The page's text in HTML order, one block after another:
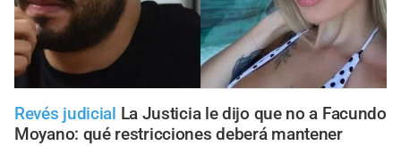
Revés judicial La Justicia le dijo que no a Facundo
Moyano: qué restricciones deberá mantener